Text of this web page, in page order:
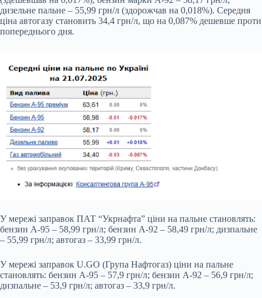
дизельне пальне – 55,99 грн/л (здорожчав на 0,018%). Середня
ціна автогазу становить 34,4 грн/л, що на 0,087% дешевше проти
попереднього дня.
У мережі заправок ПАТ “Укрнафта” ціни на пальне становлять:
бензин А-95 – 58,99 грн/л; бензин А-92 – 58,49 грн/л; дизпальне
– 55,99 грн/л; автогаз – 33,99 грн/л.
У мережі заправок U.GO (Група Нафтогаз) ціни на пальне
становлять: бензин А-95 – 57,9 грн/л; бензин А-92 – 56,9 грн/л;
дизпальне – 53,9 грн/л; автогаз – 33,9 грн/л.